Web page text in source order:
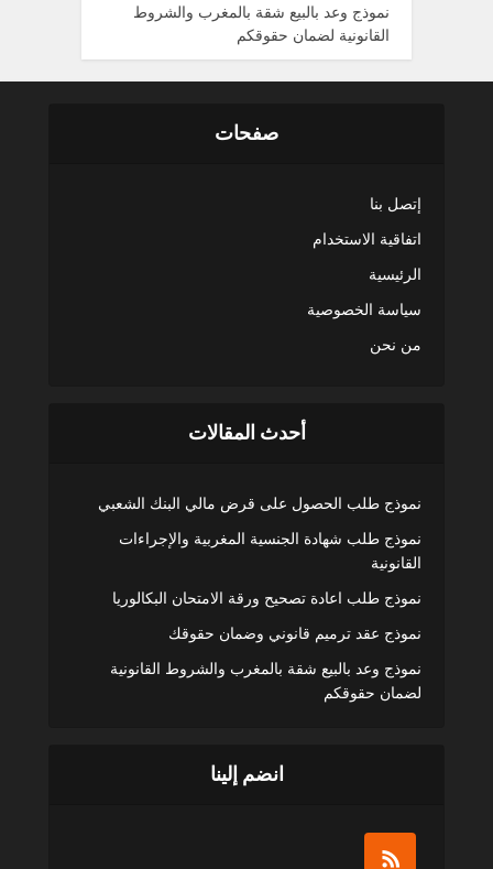
نموذج وعد بالبيع شقة بالمغرب والشروط
القانونية لضمان حقوقكم
صفحات
إتصل بنا
اتفاقية الاستخدام
الرئيسية
سياسة الخصوصية
من نحن
أحدث المقالات
نموذج طلب الحصول على قرض مالي البنك الشعبي
نموذج طلب شهادة الجنسية المغربية والإجراءات
القانونية
نموذج طلب اعادة تصحيح ورقة الامتحان البكالوريا
نموذج عقد ترميم قانوني وضمان حقوقك
نموذج وعد بالبيع شقة بالمغرب والشروط القانونية
لضمان حقوقكم
انضم إلينا